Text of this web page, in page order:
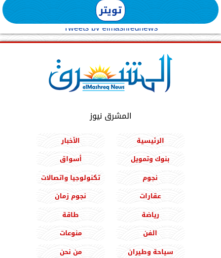
تويتر
Tweets by elmashreqnews
المشرق نيوز
الرئيسية
الأخبار
بنوك وتمويل
أسواق
نجوم
تكنولوجيا واتصالات
عقارات
نجوم زمان
رياضة
طاقة
الفن
منوعات
سياحة وطيران
من نحن